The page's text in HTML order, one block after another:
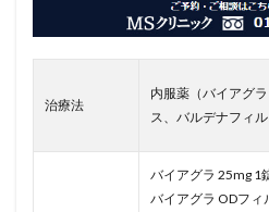
治療法
内服薬（バイアグ
ス、バルデナフィ
バイアグラ 25mg 1
バイアグラ ODフィ